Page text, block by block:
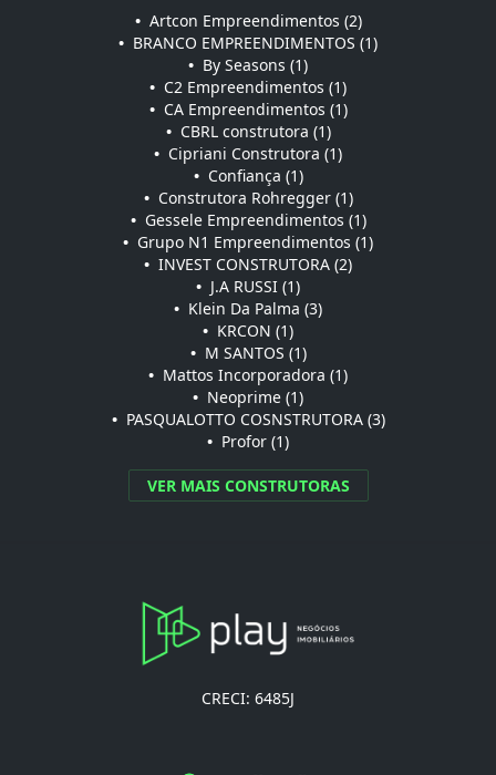
• Artcon Empreendimentos (2)
• BRANCO EMPREENDIMENTOS (1)
• By Seasons (1)
• C2 Empreendimentos (1)
• CA Empreendimentos (1)
• CBRL construtora (1)
• Cipriani Construtora (1)
• Confiança (1)
• Construtora Rohregger (1)
• Gessele Empreendimentos (1)
• Grupo N1 Empreendimentos (1)
• INVEST CONSTRUTORA (2)
• J.A RUSSI (1)
• Klein Da Palma (3)
• KRCON (1)
• M SANTOS (1)
• Mattos Incorporadora (1)
• Neoprime (1)
• PASQUALOTTO COSNSTRUTORA (3)
• Profor (1)
VER MAIS CONSTRUTORAS
CRECI: 6485J